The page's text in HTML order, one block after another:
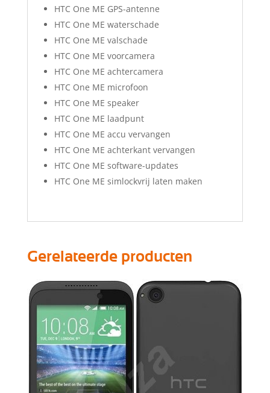
HTC One ME GPS-antenne
HTC One ME waterschade
HTC One ME valschade
HTC One ME voorcamera
HTC One ME achtercamera
HTC One ME microfoon
HTC One ME speaker
HTC One ME laadpunt
HTC One ME accu vervangen
HTC One ME achterkant vervangen
HTC One ME software-updates
HTC One ME simlockvrij laten maken
Gerelateerde producten